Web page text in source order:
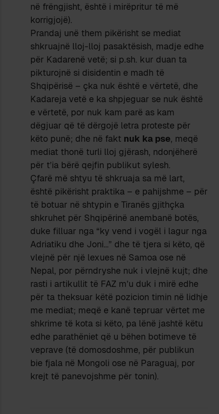
në frëngjisht, është i mirëpritur të më
korrigjojë).
Prandaj unë them pikërisht se mediat
shkruajnë lloj-lloj pasaktësish, madje edhe
për Kadarenë vetë; si p.sh. kur duan ta
pikturojnë si disidentin e madh të
Shqipërisë – çka nuk është e vërtetë, dhe
Kadareja vetë e ka shpjeguar se nuk është
e vërtetë, por nuk kam parë as kam
dëgjuar që të dërgojë letra proteste për
këto punë; dhe në fakt nuk ka pse, meqë
mediat thonë turli lloj gjërash, ndonjëherë
për t’ia bërë qejfin publikut sylesh.
Çfarë më shtyu të shkruaja sa më lart,
është pikërisht praktika – e pahijshme – për
të botuar në shtypin e Tiranës gjithçka
shkruhet për Shqipërinë anembanë botës,
duke filluar nga “ky vend i vogël i lagur nga
Adriatiku dhe Joni…” dhe të tjera si këto, që
vlejnë për një lexues në Samoa ose në
Nepal, por përndryshe nuk i vlejnë kujt; dhe
rasti i artikullit të FAZ m’u duk i mirë edhe
për ta theksuar këtë pozicion timin në lidhje
me mediat; meqë e kanë tepruar vërtet me
shkrime të kota si këto, pa lënë jashtë këtu
edhe parathëniet që u bëhen botimeve të
veprave (të domosdoshme, për publikun
bie fjala në Mongoli ose në Paraguaj, por
krejt të panevojshme për tonin).